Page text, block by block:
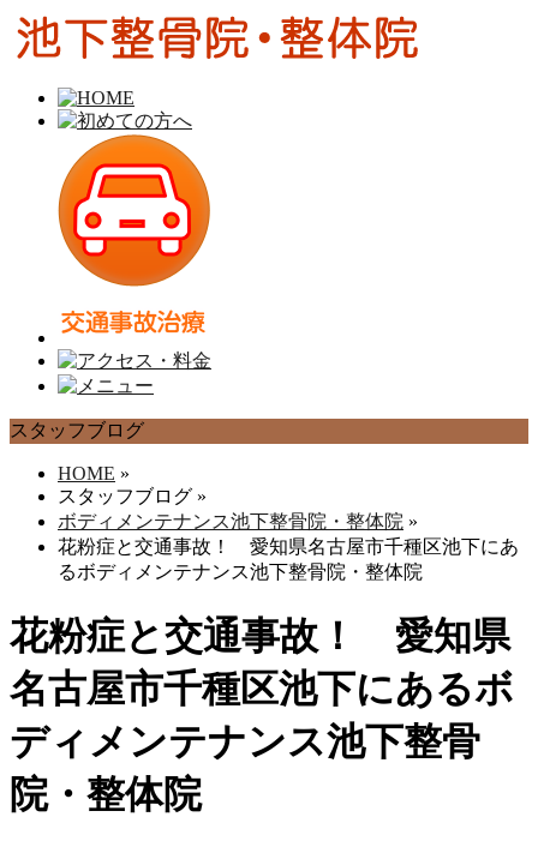
スタッフブログ
HOME »
スタッフブログ »
ボディメンテナンス池下整骨院・整体院 »
花粉症と交通事故！ 愛知県名古屋市千種区池下にあ
るボディメンテナンス池下整骨院・整体院
花粉症と交通事故！ 愛知県
名古屋市千種区池下にあるボ
ディメンテナンス池下整骨
院・整体院